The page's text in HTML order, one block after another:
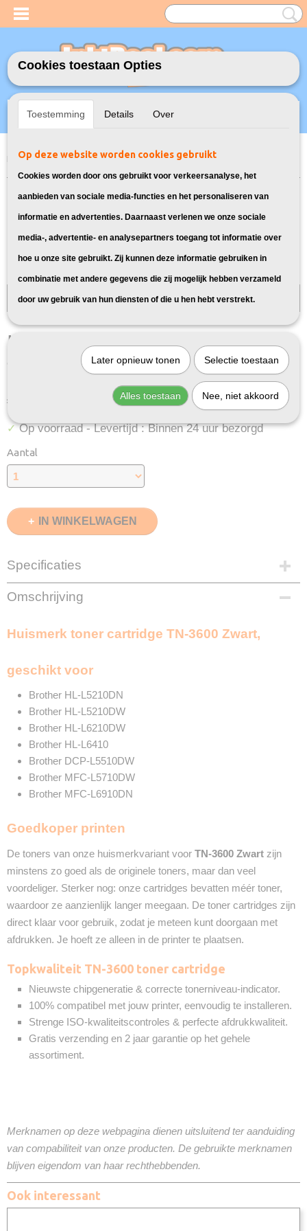
Inloggen Registreren
UW WINKELWAGEN
Home>Toners>Geschikt voor Brother>Huismerk Brother TN-3600
Bij InktDeal.com altijd gratis verzending!
Huismerk Brother TN-3600
€ 59,95 (inclusief btw 21%)
✓Op voorraad- Levertijd : Binnen 24 uur bezorgd
Aantal
IN WINKELWAGEN
Specificaties
EAN code
8720874661030
3000 Pagina's
InktDL®
Verzendmethode
Pakketpost
Garantie
2 Jaar
Recyclebaar
Omschrijving
Huismerk toner cartridge TN-3600 Zwart,
geschikt voor
Brother HL-L5210DN
Brother HL-L5210DW
Brother HL-L6210DW
Brother HL-L6410
Brother DCP-L5510DW
Brother MFC-L5710DW
Brother MFC-L6910DN
Goedkoper printen
De toners van onze huismerkvariant voor TN-3600 Zwart zijn
minstens zo goed als de originele toners, maar dan veel
voordeliger. Sterker nog: onze cartridges bevatten méér toner,
waardoor ze aanzienlijk langer meegaan. De toner cartridges zijn
direct klaar voor gebruik, zodat je meteen kunt doorgaan met
afdrukken. Je hoeft ze alleen in de printer te plaatsen.
Topkwaliteit TN-3600 toner cartridge
Nieuwste chipgeneratie & correcte tonerniveau-indicator.
100% compatibel met jouw printer, eenvoudig te installeren.
Strenge ISO-kwaliteitscontroles & perfecte afdrukkwaliteit.
Gratis verzending en 2 jaar garantie op het gehele
assortiment.
Merknamen op deze webpagina dienen uitsluitend ter aanduiding
van compabiliteit van onze producten. De gebruikte merknamen
blijven eigendom van haar rechthebbenden.
Ook interessant
Cookies toestaan Opties
Toestemming Details Over
Op deze website worden cookies gebruikt
Cookies worden door ons gebruikt voor verkeersanalyse, het
aanbieden van sociale media-functies en het personaliseren van
informatie en advertenties. Daarnaast verlenen we onze sociale
media-, advertentie- en analysepartners toegang tot informatie over
hoe u onze site gebruikt. Zij kunnen deze informatie gebruiken in
combinatie met andere gegevens die zij mogelijk hebben verzameld
door uw gebruik van hun diensten of die u hen hebt verstrekt.
Later opnieuw tonen Selectie toestaan
Alles toestaan Nee, niet akkoord